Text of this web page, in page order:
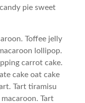
pie sweet
Toffee jelly
lollipop.
carrot cake.
cake oat cake
Tart tiramisu
Tart